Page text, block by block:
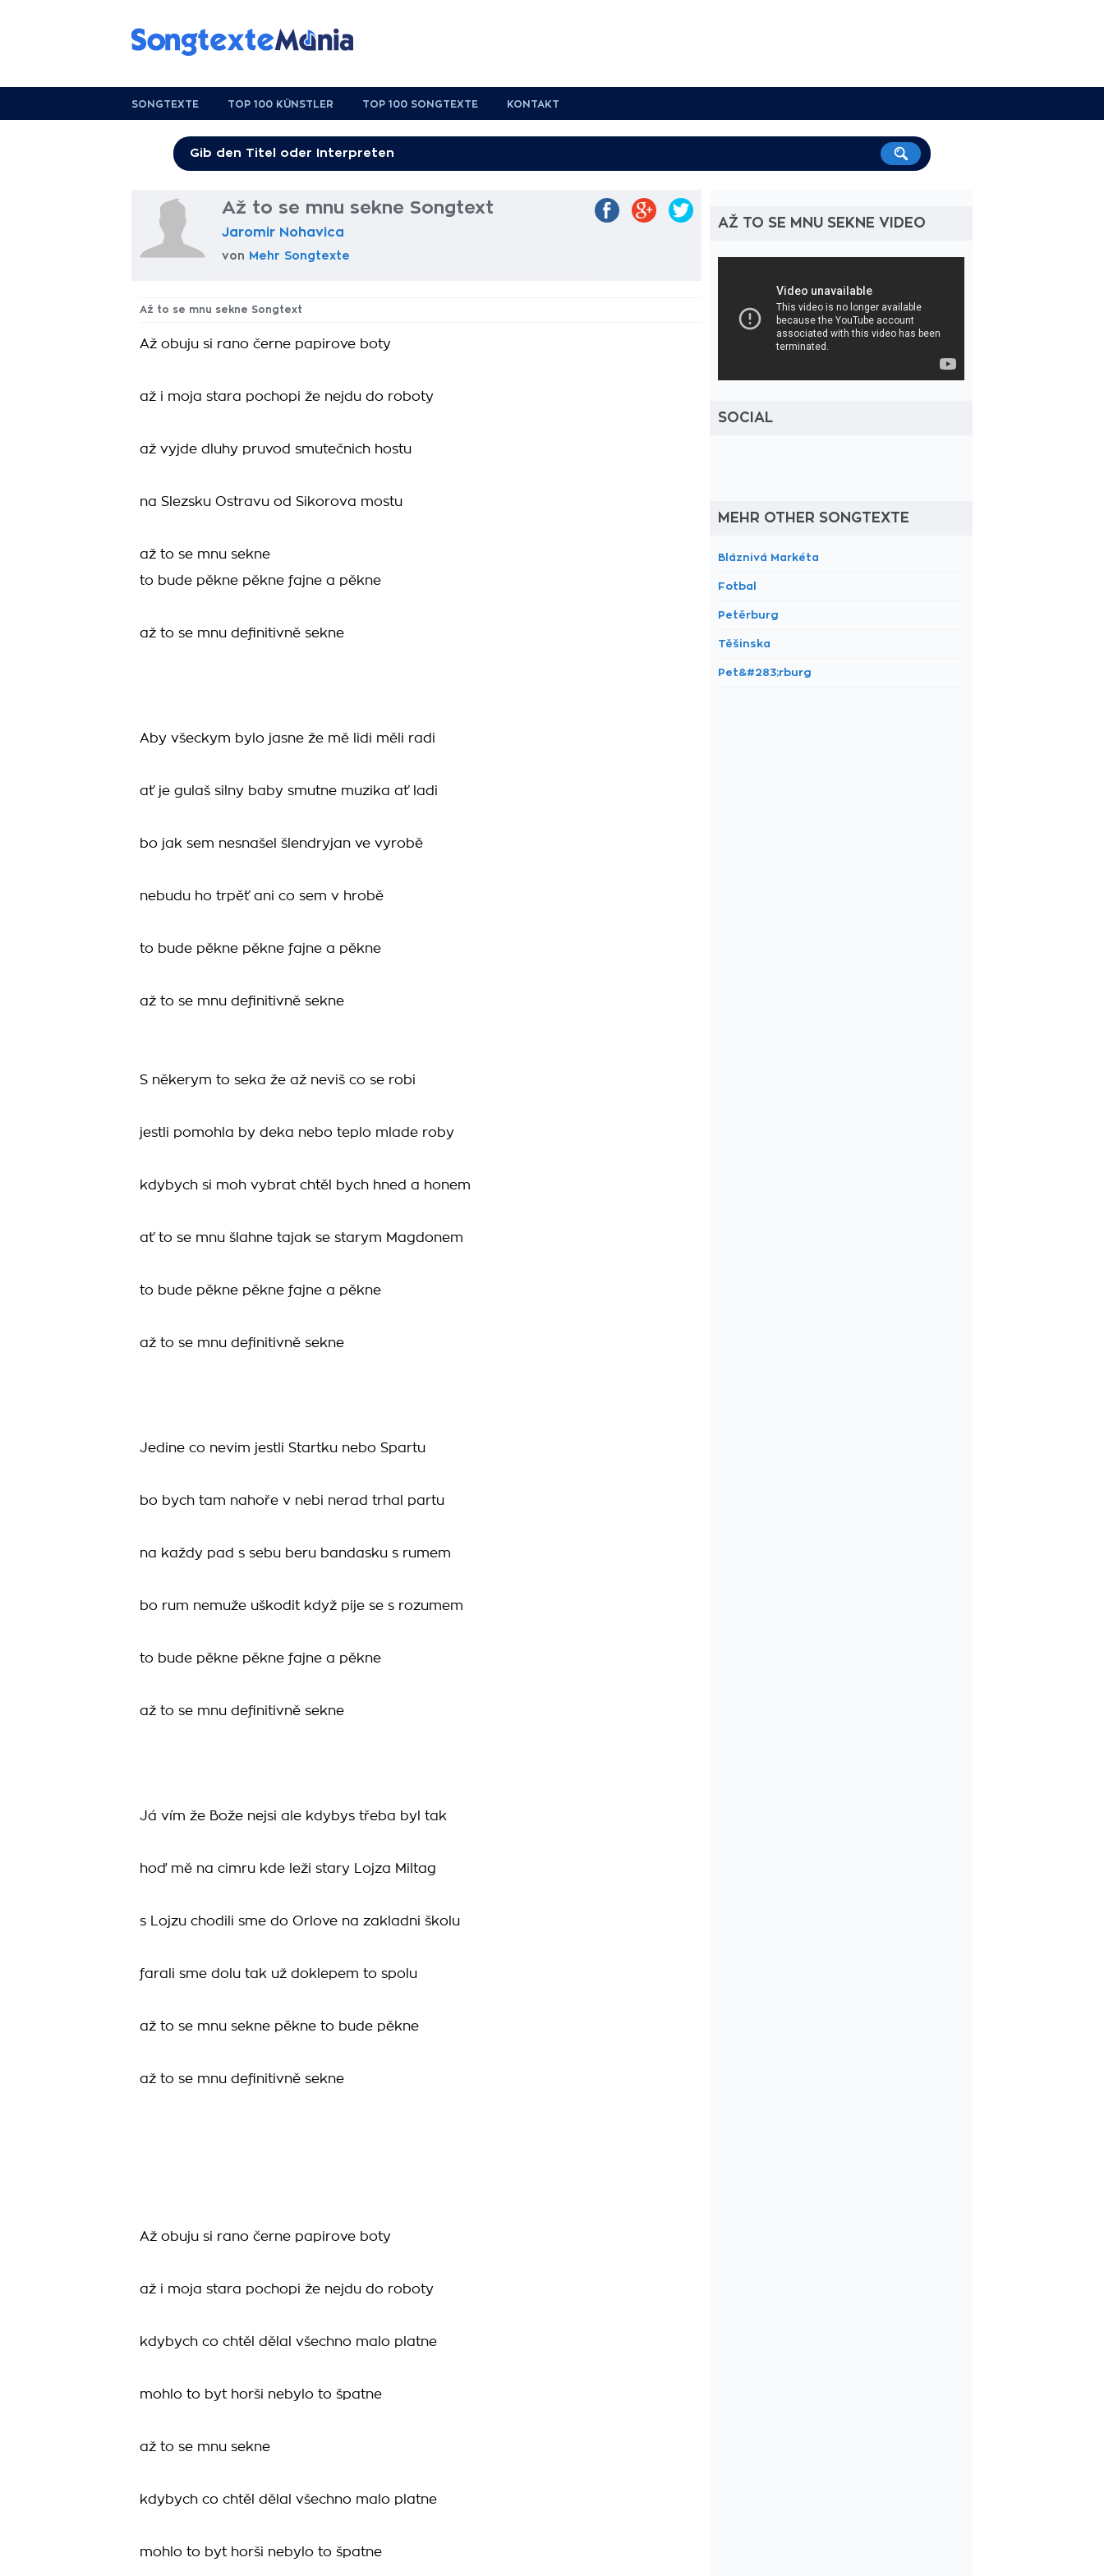
SONGTEXTE TOP 100 KÜNSTLER TOP 100 SONGTEXTE KONTAKT
Až to se mnu sekne Songtext
Jaromir Nohavica
von Mehr Songtexte
Až to se mnu sekne Songtext
Až obuju si rano černe papirove boty
až i moja stara pochopi že nejdu do roboty
až vyjde dluhy pruvod smutečnich hostu
na Slezsku Ostravu od Sikorova mostu
až to se mnu sekne
to bude pěkne pěkne fajne a pěkne
až to se mnu definitivně sekne
Aby všeckym bylo jasne že mě lidi měli radi
ať je gulaš silny baby smutne muzika ať ladi
bo jak sem nesnašel šlendryjan ve vyrobě
nebudu ho trpěť ani co sem v hrobě
to bude pěkne pěkne fajne a pěkne
až to se mnu definitivně sekne
S někerym to seka že až neviš co se robi
jestli pomohla by deka nebo teplo mlade roby
kdybych si moh vybrat chtěl bych hned a honem
ať to se mnu šlahne tajak se starym Magdonem
to bude pěkne pěkne fajne a pěkne
až to se mnu definitivně sekne
Jedine co nevim jestli Startku nebo Spartu
bo bych tam nahoře v nebi nerad trhal partu
na každy pad s sebu beru bandasku s rumem
bo rum nemuže uškodit když pije se s rozumem
to bude pěkne pěkne fajne a pěkne
až to se mnu definitivně sekne
Já vím že Bože nejsi ale kdybys třeba byl tak
hoď mě na cimru kde leži stary Lojza Miltag
s Lojzu chodili sme do Orlove na zakladni školu
farali sme dolu tak už doklepem to spolu
až to se mnu sekne pěkne to bude pěkne
až to se mnu definitivně sekne
Až obuju si rano černe papirove boty
až i moja stara pochopi že nejdu do roboty
kdybych co chtěl dělal všechno malo platne
mohlo to byt horši nebylo to špatne
až to se mnu sekne
kdybych co chtěl dělal všechno malo platne
mohlo to byt horši nebylo to špatne
AŽ TO SE MNU SEKNE VIDEO
SOCIAL
MEHR OTHER SONGTEXTE
Bláznivá Markéta
Fotbal
Petěrburg
Těšinska
Pet&#283;rburg